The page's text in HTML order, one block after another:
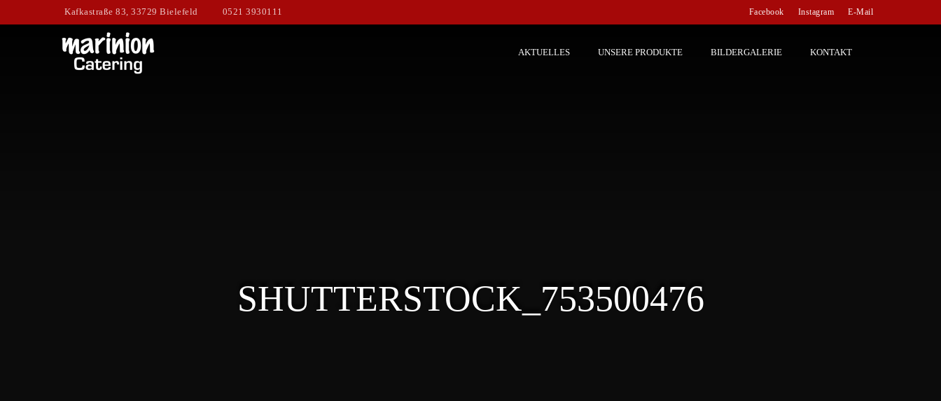
Facebook Instagram E-Mail
Kafkastraße 83, 33729 Bielefeld 0521 3930111
AKTUELLES UNSERE PRODUKTE BILDERGALERIE KONTAKT
SHUTTERSTOCK_753500476